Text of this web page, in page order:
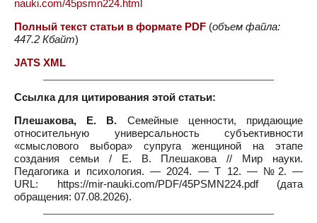
nauki.com/45psmn224.html
Полный текст статьи в формате PDF (объем файла:
447.2 Кбайт)
JATS XML
Ссылка для цитирования этой статьи:
Плешакова, Е. В. Семейные ценности, придающие
относительную универсальность субъективности
«смыслового выбора» супруга женщиной на этапе
создания семьи / Е. В. Плешакова // Мир науки.
Педагогика и психология. — 2024. — Т 12. — №2. —
URL: https://mir-nauki.com/PDF/45PSMN224.pdf (дата
обращения: 07.08.2026).